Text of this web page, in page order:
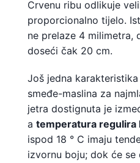
Crvenu ribu odlikuje
proporcionalno tijelo.
ne prelaze 4 milimetra,
doseći čak 20 cm.
Još jedna
smeđe-maslina za
jetra dostignuta je
a temperatura regulira
ispod 18 ° C imaju
izvornu boju; dok će se